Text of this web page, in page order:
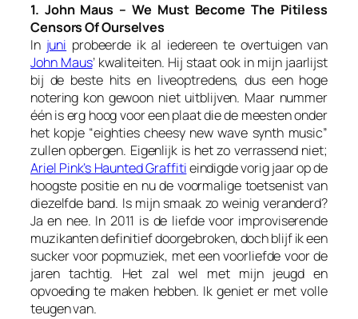
1. John Maus – We Must Become The Pitiless
Censors Of Ourselves
In juni probeerde ik al iedereen te overtuigen van
John Maus’ kwaliteiten. Hij staat ook in mijn jaarlijst
bij de beste hits en liveoptredens, dus een hoge
notering kon gewoon niet uitblijven. Maar nummer
één is erg hoog voor een plaat die de meesten onder
het kopje “eighties cheesy new wave synth music”
zullen opbergen. Eigenlijk is het zo verrassend niet;
Ariel Pink’s Haunted Graffitieindigde vorig jaar op de
hoogste positie en nu de voormalige toetsenist van
diezelfde band. Is mijn smaak zo weinig veranderd?
Ja en nee. In 2011 is de liefde voor improviserende
muzikanten definitief doorgebroken, doch blijf ik een
suckervoor popmuziek, met een voorliefde voor de
jaren tachtig. Het zal wel met mijn jeugd en
opvoeding te maken hebben. Ik geniet er met volle
teugen van.